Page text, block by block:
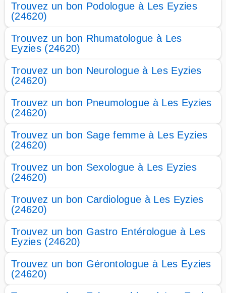
Trouvez un bon Podologue à Les Eyzies
(24620)
Trouvez un bon Rhumatologue à Les
Eyzies (24620)
Trouvez un bon Neurologue à Les Eyzies
(24620)
Trouvez un bon Pneumologue à Les Eyzies
(24620)
Trouvez un bon Sage femme à Les Eyzies
(24620)
Trouvez un bon Sexologue à Les Eyzies
(24620)
Trouvez un bon Cardiologue à Les Eyzies
(24620)
Trouvez un bon Gastro Entérologue à Les
Eyzies (24620)
Trouvez un bon Gérontologue à Les Eyzies
(24620)